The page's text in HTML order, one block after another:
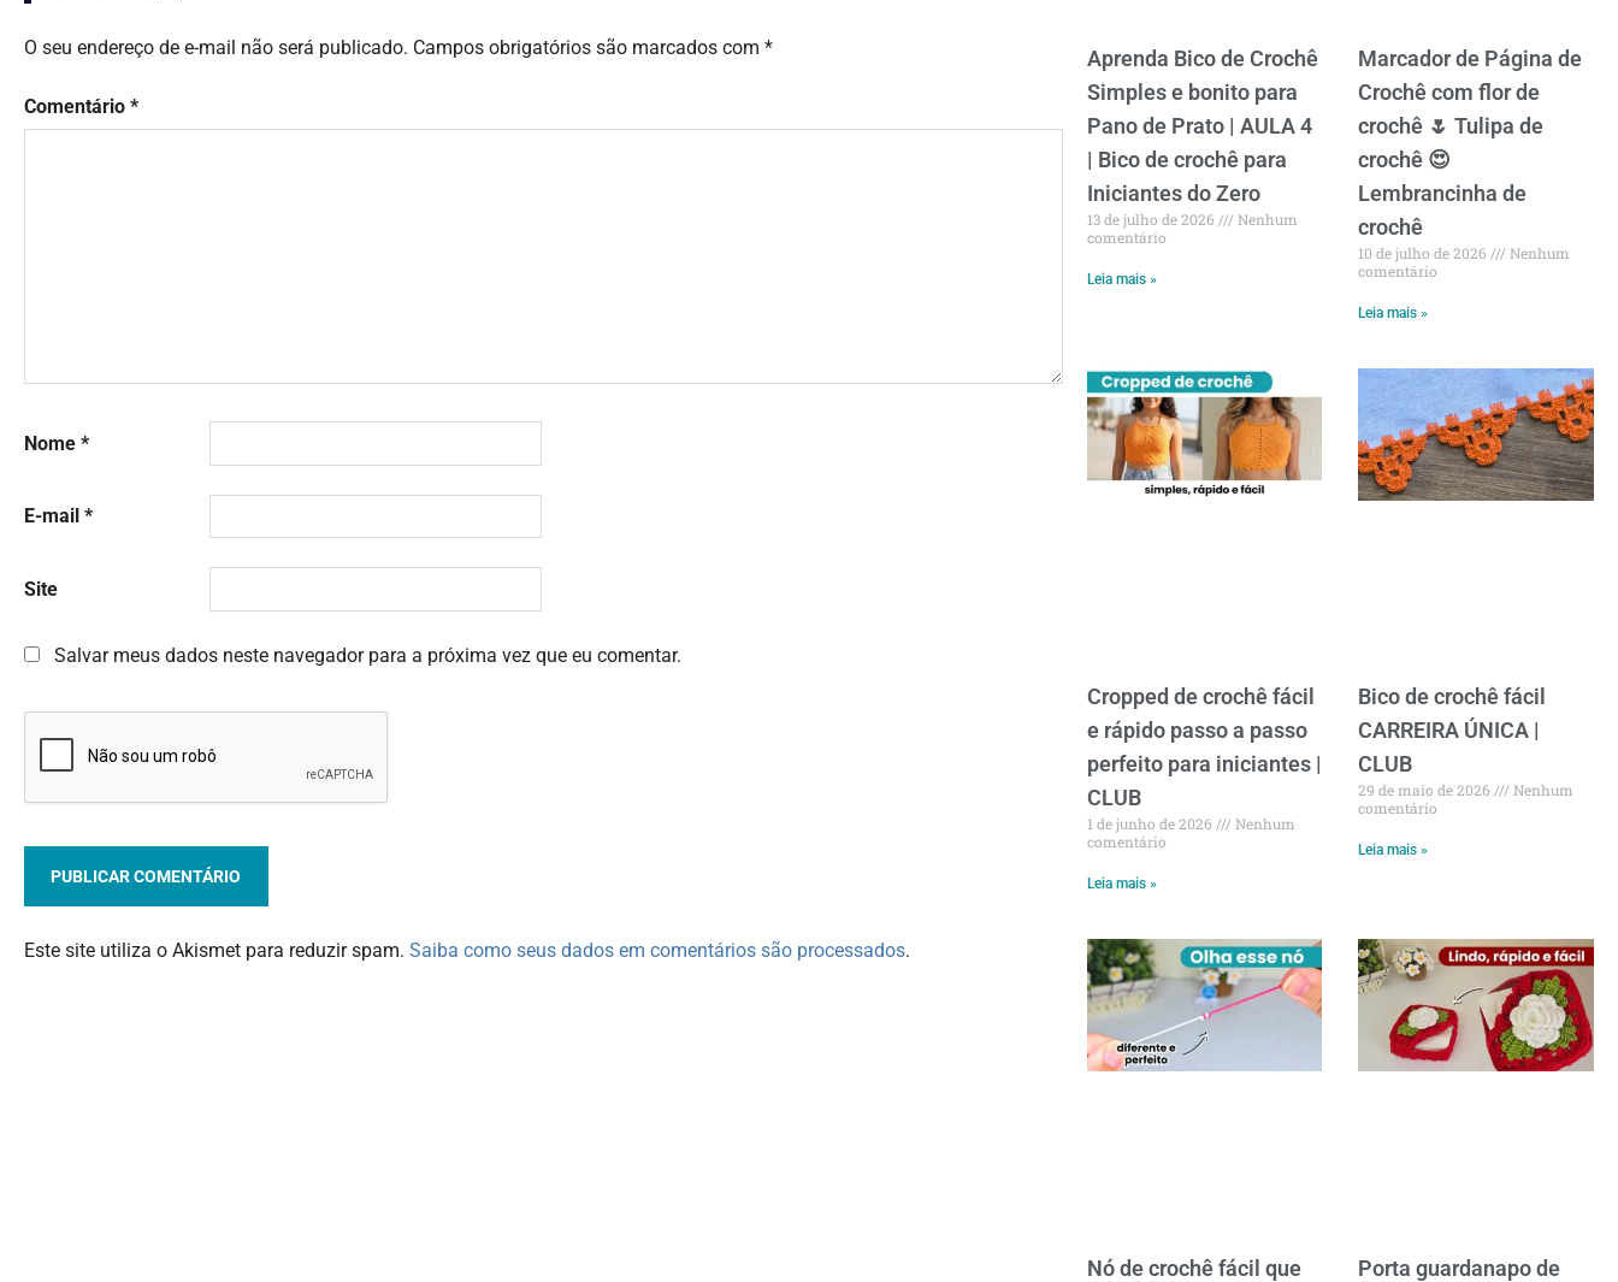
Aprenda Bico de Crochê
Simples e bonito para
Pano de Prato | AULA 4
| Bico de crochê para
Iniciantes do Zero
13 de julho de 2026
Nenhum
comentário
Leia mais »
Marcador de Página de
Crochê com flor de
crochê 🌷 Tulipa de
crochê 😍
Lembrancinha de
crochê
10 de julho de 2026
Nenhum
comentário
Leia mais »
Cropped de crochê fácil
e rápido passo a passo
perfeito para iniciantes |
CLUB
1 de junho de 2026
Nenhum
comentário
Leia mais »
Bico de crochê fácil
CARREIRA ÚNICA |
CLUB
29 de maio de 2026
Nenhum
comentário
Leia mais »
Nó de crochê fácil que
Porta guardanapo de
O seu endereço de e-mail não será publicado. Campos obrigatórios são marcados com*
Comentário*
Nome*
E-mail*
Site
Salvar meus dados neste navegador para a próxima vez que eu comentar.
Este site utiliza o Akismet para reduzir spam.Saiba como seus dados em comentários são processados.